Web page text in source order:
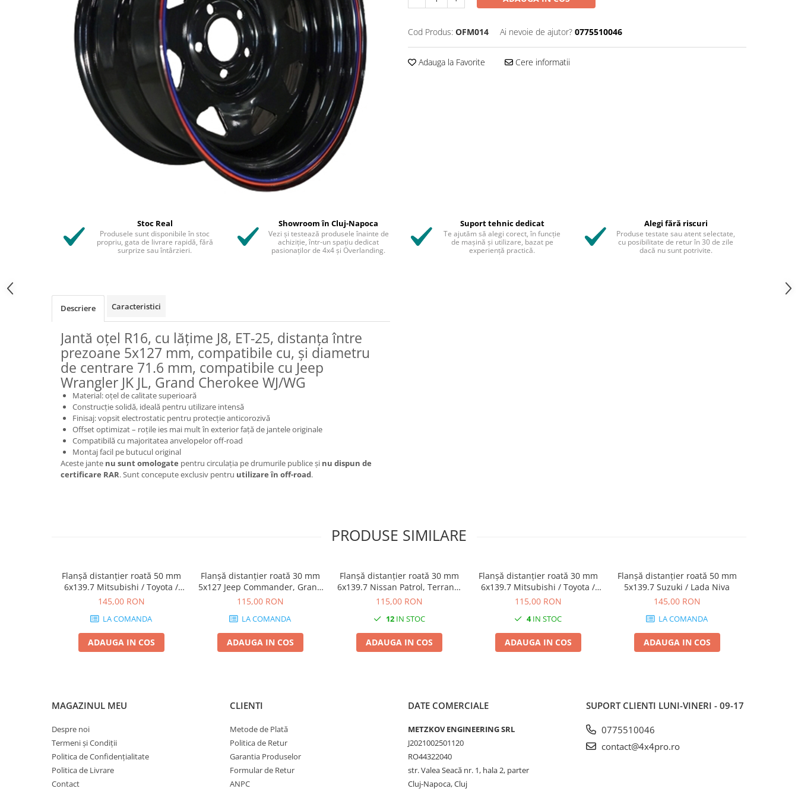
Cod Produs: OFM014 Ai nevoie de ajutor? 0775510046
Adauga la Favorite Cere informatii
Stoc Real
Produsele sunt disponibile în stoc
propriu, gata de livrare rapidă, fără
surprize sau întârzieri.
Showroom în Cluj-Napoca
Vezi și testează produsele înainte de
achiziție, într-un spațiu dedicat
pasionaților de 4x4 și Overlanding.
Suport tehnic dedicat
Te ajutăm să alegi corect, în funcție
de mașină și utilizare, bazat pe
experiență practică.
Alegi fără riscuri
Produse testate sau atent selectate,
cu posibilitate de retur în 30 de zile
dacă nu sunt potrivite.
Descriere Caracteristici
Jantă oțel R16, cu lățime J8, ET-25, distanța între
prezoane 5x127 mm, compatibile cu, și diametru
de centrare 71.6 mm, compatibile cu Jeep
Wrangler JK JL, Grand Cherokee WJ/WG
Material: oțel de calitate superioară
Construcție solidă, ideală pentru utilizare intensă
Finisaj: vopsit electrostatic pentru protecție anticorozivă
Offset optimizat – roțile ies mai mult în exterior față de jantele originale
Compatibilă cu majoritatea anvelopelor off-road
Montaj facil pe butucul original
Aceste jante nu sunt omologate pentru circulația pe drumurile publice și nu dispun de
certificare RAR. Sunt concepute exclusiv pentru utilizare în off-road.
PRODUSE SIMILARE
Flanșă distanțier roată 50 mm
6x139.7 Mitsubishi / Toyota /
Opel / Hyundai
145,00 RON
LA COMANDA
ADAUGA IN COS
Flanșă distanțier roată 30 mm
5x127 Jeep Commander, Grand
Cherokee WJ WK, Wrangler JK
115,00 RON
LA COMANDA
ADAUGA IN COS
Flanșă distanțier roată 30 mm
6x139.7 Nissan Patrol, Terrano,
Navara D22
115,00 RON
12IN STOC
ADAUGA IN COS
Flanșă distanțier roată 30 mm
6x139.7 Mitsubishi / Toyota /
Opel / Hyundai
115,00 RON
4IN STOC
ADAUGA IN COS
Flanșă distanțier roată 50 mm
5x139.7 Suzuki / Lada Niva
145,00 RON
LA COMANDA
ADAUGA IN COS
MAGAZINUL MEU
Despre noi
Termeni și Condiții
Politica de Confidențialitate
Politica de Livrare
Contact
CLIENTI
Metode de Plată
Politica de Retur
Garantia Produselor
Formular de Retur
ANPC
DATE COMERCIALE
METZKOV ENGINEERING SRL
J2021002501120
RO44322040
str. Valea Seacă nr. 1, hala 2, parter
Cluj-Napoca, Cluj
SUPORT CLIENTI LUNI-VINERI - 09-17
0775510046
contact@4x4pro.ro